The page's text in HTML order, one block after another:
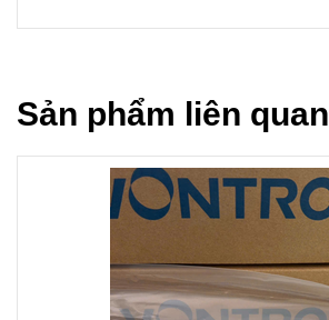
Sản phẩm liên quan